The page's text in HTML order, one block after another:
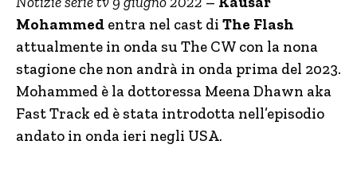
Mohammed entra nel cast di The Flash
attualmente in onda su The CW con la nona
stagione che non andrà in onda prima del 2023.
Mohammed è la dottoressa Meena Dhawn aka
Fast Track ed è stata introdotta nell’episodio
andato in onda ieri negli USA.